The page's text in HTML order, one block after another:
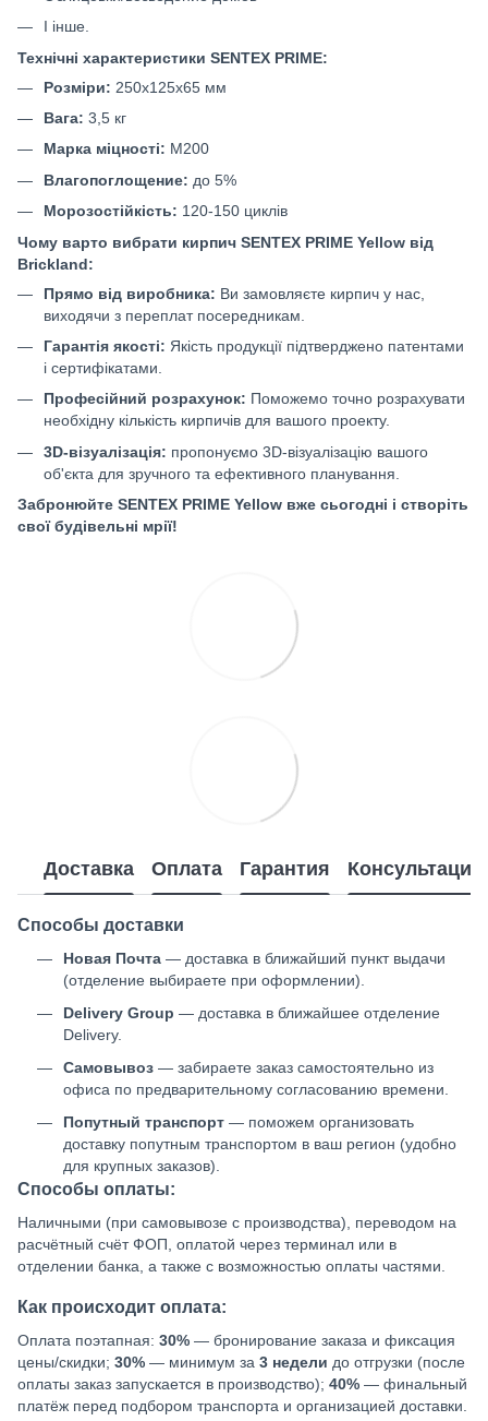
І інше.
Технічні характеристики SENTEX PRIME:
Розміри: 250х125х65 мм
Вага: 3,5 кг
Марка міцності: М200
Влагопоглощение: до 5%
Морозостійкість: 120-150 циклів
Чому варто вибрати кирпич SENTEX PRIME Yellow від
Brickland:
Прямо від виробника: Ви замовляєте кирпич у нас,
виходячи з переплат посередникам.
Гарантія якості: Якість продукції підтверджено патентами
і сертифікатами.
Професійний розрахунок: Поможемо точно розрахувати
необхідну кількість кирпичів для вашого проекту.
3D-візуалізація: пропонуємо 3D-візуалізацію вашого
об'єкта для зручного та ефективного планування.
Забронюйте SENTEX PRIME Yellow вже сьогодні і створіть
свої будівельні мрії!
Доставка Оплата Гарантия Консультация
Способы доставки
Новая Почта — доставка в ближайший пункт выдачи
(отделение выбираете при оформлении).
Delivery Group — доставка в ближайшее отделение
Delivery.
Самовывоз — забираете заказ самостоятельно из
офиса по предварительному согласованию времени.
Попутный транспорт — поможем организовать
доставку попутным транспортом в ваш регион (удобно
для крупных заказов).
Способы оплаты:
Наличными (при самовывозе с производства), переводом на
расчётный счёт ФОП, оплатой через терминал или в
отделении банка, а также с возможностью оплаты частями.
Как происходит оплата:
Оплата поэтапная: 30% — бронирование заказа и фиксация
цены/скидки; 30% — минимум за 3 недели до отгрузки (после
оплаты заказ запускается в производство); 40% — финальный
платёж перед подбором транспорта и организацией доставки.